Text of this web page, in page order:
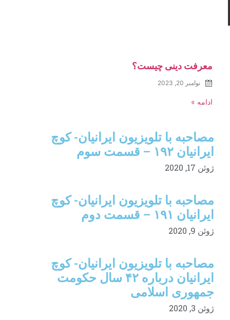
معرفت دینی چیست؟
نوامبر 20, 2023
ادامه »
مصاحبه با تلویزیون ایرانیان- کوچ
ایرانیان ۱۹۲ – قسمت سوم
ژوئن 17, 2020
مصاحبه با تلویزیون ایرانیان- کوچ
ایرانیان ۱۹۱ – قسمت دوم
ژوئن 9, 2020
مصاحبه با تلویزیون ایرانیان- کوچ
ایرانیان درباره ۴۲ سال حکومت
جمهوری اسلامی
ژوئن 3, 2020